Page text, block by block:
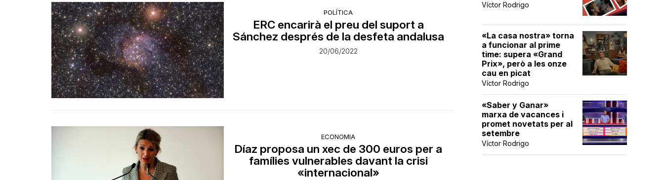
POLÍTICA
ERC encarirà el preu del suport a
Sánchez després de la desfeta andalusa
20/06/2022
ECONOMIA
Díaz proposa un xec de 300 euros per a
famílies vulnerables davant la crisi
«internacional»
Víctor Rodrigo
«La casa nostra» torna
a funcionar al prime
time: supera «Grand
Prix», però a les onze
cau en picat
Víctor Rodrigo
«Saber y Ganar»
marxa de vacances i
promet novetats per al
setembre
Víctor Rodrigo